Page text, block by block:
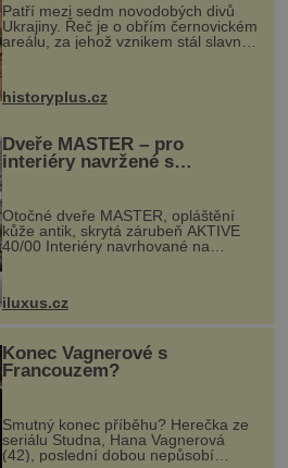
Patří mezi sedm novodobých divů
Ukrajiny. Řeč je o obřím černovickém
areálu, za jehož vznikem stál slavný
český architekt Josef Hlávka. Ten si
na něm dal mimořádně záležet. Jeho
stavební plány by při ...
historyplus.cz
Dveře MASTER – pro
interiéry navržené s
rozumem i vášní!
Otočné dveře MASTER, opláštění
kůže antik, skrytá zárubeň AKTIVE
40/00 Interiéry navrhované na
zakázku často vyžadují atypické
rozměry nejen nábytku, ale i
dnes umož...
iluxus.cz
Konec Vagnerové s
Francouzem?
Smutný konec příběhu? Herečka ze
seriálu Studna, Hana Vagnerová
(42), poslední dobou nepůsobí